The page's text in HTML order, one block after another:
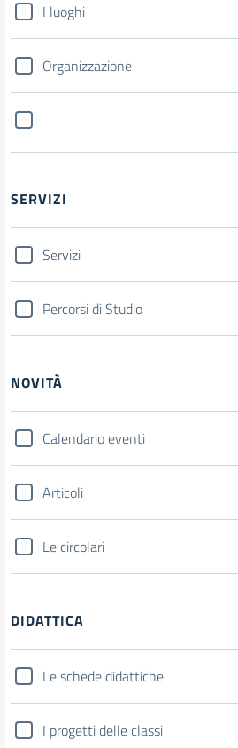
I luoghi
Organizzazione
SERVIZI
Servizi
Percorsi di Studio
NOVITÀ
Calendario eventi
Articoli
Le circolari
DIDATTICA
Le schede didattiche
I progetti delle classi